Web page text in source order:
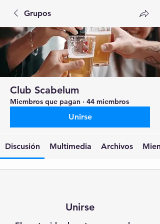
Grupos
Club Scabelum
Miembros que pagan · 44 miembros
Unirse
Discusión Multimedia Archivos
Unirse